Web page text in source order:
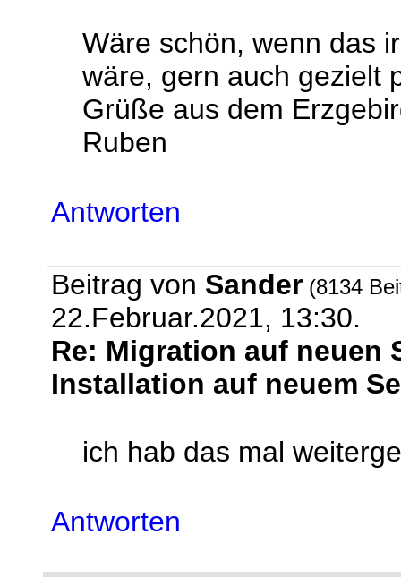
Wäre schön, wenn das
wäre, gern auch gezielt
Grüße aus dem
Ruben
Antworten
Beitrag von Sander (8134
22.Februar.2021, 13:30.
Re: Migration auf neuen
Installation auf neuem
ich hab das mal
Antworten